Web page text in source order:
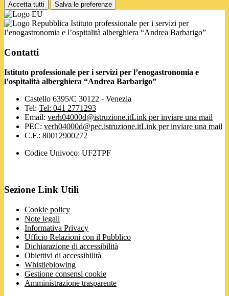
Accetta tutti Salva le preferenze
Istituto professionale per i servizi per
l’enogastronomia e l’ospitalità alberghiera “Andrea Barbarigo”
Contatti
Istituto professionale per i servizi per l’enogastronomia e
l’ospitalità alberghiera “Andrea Barbarigo”
Castello 6395/C 30122 - Venezia
Tel: Tel: 041 2771293
Email: verh04000d@istruzione.itLink per inviare una mail
PEC: verh04000d@pec.istruzione.itLink per inviare una mail
C.F.: 80012900272
Codice Univoco: UF2TPF
Sezione Link Utili
Cookie policy
Note legali
Informativa Privacy
Ufficio Relazioni con il Pubblico
Dichiarazione di accessibilità
Obiettivi di accessibilità
Whistleblowing
Gestione consensi cookie
Amministrazione trasparente